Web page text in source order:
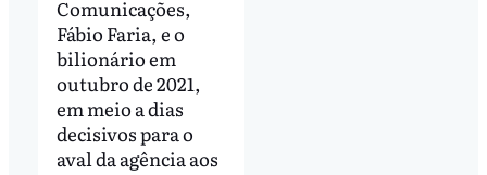
Comunicações,
Fábio Faria, e o
bilionário em
outubro de 2021,
em meio a dias
decisivos para o
aval da agência aos